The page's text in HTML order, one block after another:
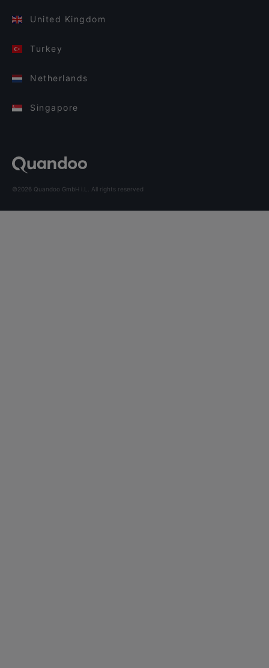
United Kingdom
Turkey
Netherlands
Singapore
©2026 Quandoo GmbH i.L. All rights reserved